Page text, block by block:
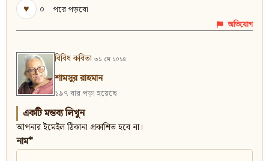
♥
০ পরে পড়বো
অভিযোগ
বিবিধ কবিতা ৩১ মে ২০২৪
শামসুর রাহমান
১৯৭ বার পড়া হয়েছে
একটি মন্তব্য লিখুন
আপনার ইমেইল ঠিকানা প্রকাশিত হবে না।
নাম*